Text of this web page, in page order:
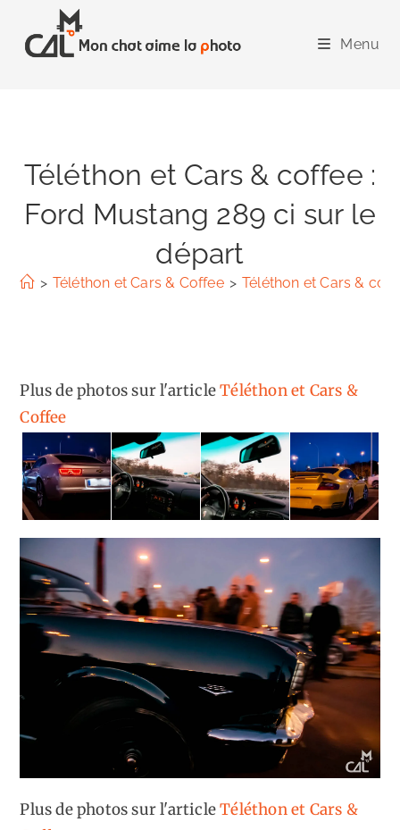
content
Menu
Téléthon et Cars & coffee :
Ford Mustang 289 ci sur le
départ
> Téléthon et Cars & Coffee > Téléthon et Cars &
Plus de photos sur l'articleTéléthon et Cars &
Coffee
Plus de photos sur l'articleTéléthon et Cars &